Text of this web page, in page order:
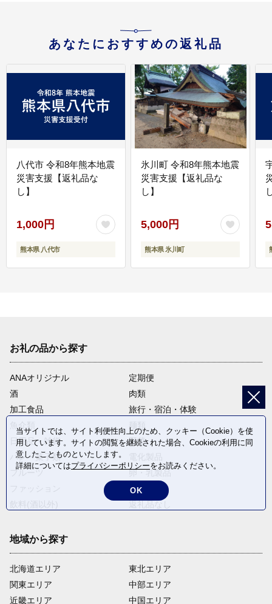
あなたにおすすめの返礼品
八代市 令和8年熊本地震
災害支援【返礼品な
し】
1,000円
熊本県 八代市
氷川町 令和8年熊本地震
災害支援【返礼品な
し】
5,000円
熊本県 氷川町
お礼の品から探す
ANAオリジナル
定期便
酒
肉類
加工食品
旅行・宿泊・体験
魚介類
麺類
日用品・雑貨
野菜
パン・菓子類
フルーツ
卵・乳製品
米・穀物
地域から探す
北海道エリア
関東エリア
近畿エリア
東北エリア
中部エリア
中国エリア
当サイトでは、サイト利便性向上のため、クッキー（Cookie）を使
用しています。サイトの閲覧を継続された場合、Cookieの利用に同
意したことものといたします。
詳細についてはプライバシーポリシーをお読みください。
OK